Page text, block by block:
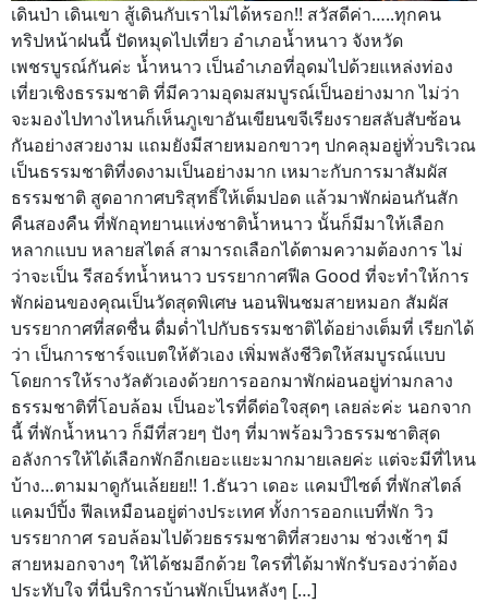
เดินป่า เดินเขา สู้เดินกับเราไม่ได้หรอก!! สวัสดีค่า…..ทุกคน
ทริปหน้าฝนนี้ ปัดหมุดไปเที่ยว อำเภอน้ำหนาว จังหวัด
เพชรบูรณ์กันค่ะ น้ำหนาว เป็นอำเภอที่อุดมไปด้วยแหล่งท่อง
เที่ยวเชิงธรรมชาติ ที่มีความอุดมสมบูรณ์เป็นอย่างมาก ไม่ว่า
จะมองไปทางไหนก็เห็นภูเขาอันเขียนขจีเรียงรายสลับสับซ้อน
กันอย่างสวยงาม แถมยังมีสายหมอกขาวๆ ปกคลุมอยู่ทั่วบริเวณ
เป็นธรรมชาติที่งดงามเป็นอย่างมาก เหมาะกับการมาสัมผัส
ธรรมชาติ สูดอากาศบริสุทธิ์ให้เต็มปอด แล้วมาพักผ่อนกันสัก
คืนสองคืน ที่พักอุทยานแห่งชาติน้ำหนาว นั้นก็มีมาให้เลือก
หลากแบบ หลายสไตล์ สามารถเลือกได้ตามความต้องการ ไม่
ว่าจะเป็น รีสอร์ทน้ำหนาว บรรยากาศฟีล Good ที่จะทำให้การ
พักผ่อนของคุณเป็นวัดสุดพิเศษ นอนฟินชมสายหมอก สัมผัส
บรรยากาศที่สดชื่น ดื่มด่ำไปกับธรรมชาติได้อย่างเต็มที่ เรียกได้
ว่า เป็นการชาร์จแบตให้ตัวเอง เพิ่มพลังชีวิตให้สมบูรณ์แบบ
โดยการให้รางวัลตัวเองด้วยการออกมาพักผ่อนอยู่ท่ามกลาง
ธรรมชาติที่โอบล้อม เป็นอะไรที่ดีต่อใจสุดๆ เลยล่ะค่ะ นอกจาก
นี้ ที่พักน้ำหนาว ก็มีที่สวยๆ ปังๆ ที่มาพร้อมวิวธรรมชาติสุด
อลังการให้ได้เลือกพักอีกเยอะแยะมากมายเลยค่ะ แต่จะมีที่ไหน
บ้าง…ตามมาดูกันเล้ยยย!! 1.ธันวา เดอะ แคมป์ไซต์ ที่พักสไตล์
แคมป์ปิ้ง ฟีลเหมือนอยู่ต่างประเทศ ทั้งการออกแบที่พัก วิว
บรรยากาศ รอบล้อมไปด้วยธรรมชาติที่สวยงาม ช่วงเช้าๆ มี
สายหมอกจางๆ ให้ได้ชมอีกด้วย ใครที่ได้มาพักรับรองว่าต้อง
ประทับใจ ที่นี่บริการบ้านพักเป็นหลังๆ […]